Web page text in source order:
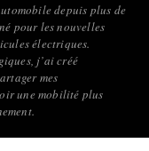
depuis plus de
pour les nouvelles
électriques.
j’ai créé
mes
une mobilité plus